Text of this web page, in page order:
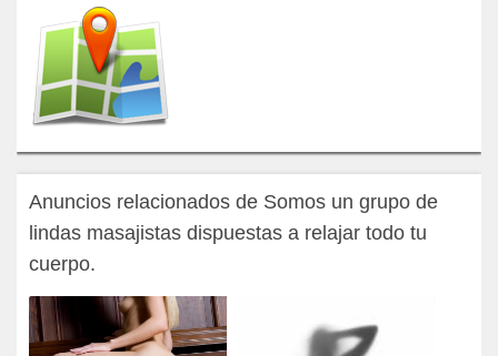
Anuncios relacionados de Somos un grupo de
lindas masajistas dispuestas a relajar todo tu
cuerpo.